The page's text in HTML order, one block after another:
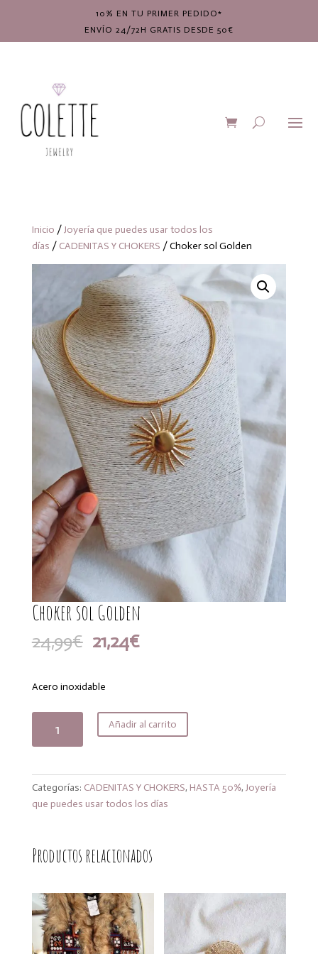
10% EN TU PRIMER PEDIDO*
ENVÍO 24/72H GRATIS DESDE 50€
Inicio /Joyería que puedes usar todos los
días / CADENITAS Y CHOKERS / Choker sol Golden
Choker sol Golden
24,99€ El
precio
era:
21,24€El
Acero inoxidable
Añadir al carrito
Categorías: CADENITAS Y CHOKERS, HASTA 50%, Joyería
que puedes usar todos los días
Productos relacionados